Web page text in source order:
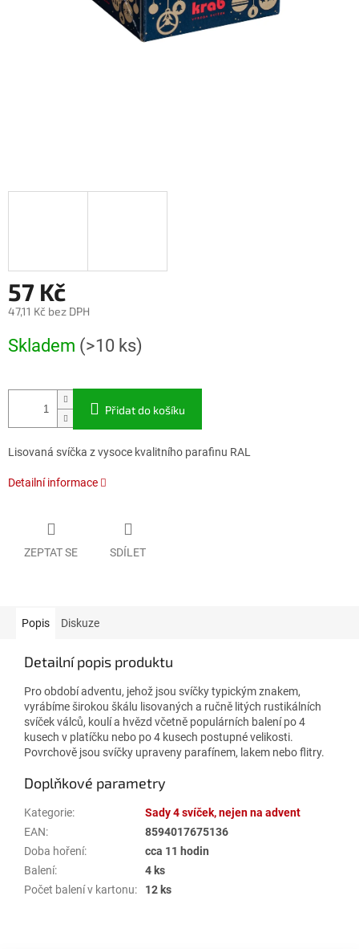
57 Kč
47,11 Kč bez DPH
cena:
Skladem (>10 ks)
Přidat do košíku
Lisovaná svíčka z vysoce kvalitního parafinu RAL
Detailní informace
ZEPTAT SE SDÍLET
Popis Diskuze
Detailní popis produktu
Pro období adventu, jehož jsou svíčky typickým znakem,
vyrábíme širokou škálu lisovaných a ručně litých rustikálních
svíček válců, koulí a hvězd včetně populárních balení po 4
kusech v platíčku nebo po 4 kusech postupné velikosti.
Povrchově jsou svíčky upraveny parafínem, lakem nebo flitry.
Doplňkové parametry
Kategorie:
Sady 4 svíček, nejen na advent
EAN:
8594017675136
Doba hoření:
cca 11 hodin
Balení:
4 ks
Počet balení v kartonu: 12 ks